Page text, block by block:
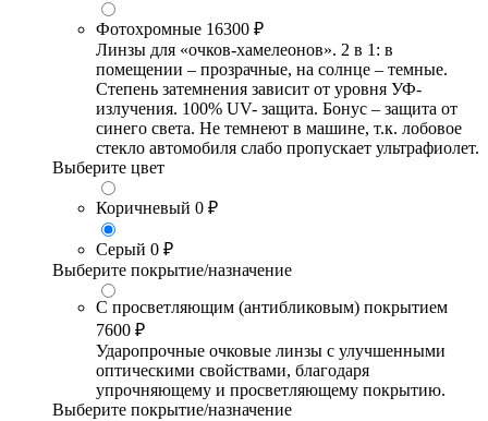
Фотохромные 16300 ₽
Линзы для «очков-хамелеонов». 2 в 1: в
помещении – прозрачные, на солнце – темные.
Степень затемнения зависит от уровня УФ-
излучения. 100% UV- защита. Бонус – защита от
синего света. Не темнеют в машине, т.к. лобовое
стекло автомобиля слабо пропускает ультрафиолет.
Выберите цвет
Коричневый 0 ₽
Серый 0 ₽
Выберите покрытие/назначение
С просветляющим (антибликовым) покрытием
7600 ₽
Ударопрочные очковые линзы с улучшенными
оптическими свойствами, благодаря
упрочняющему и просветляющему покрытию.
Выберите покрытие/назначение